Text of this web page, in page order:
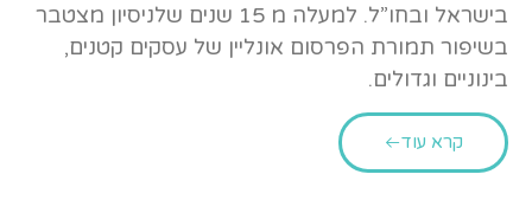
בישראל ובחו”ל. למעלה מ 15 שנים שלניסיון מצטבר
בשיפור תמורת הפרסום אונליין של עסקים קטנים,
בינוניים וגדולים.
קרא עוד